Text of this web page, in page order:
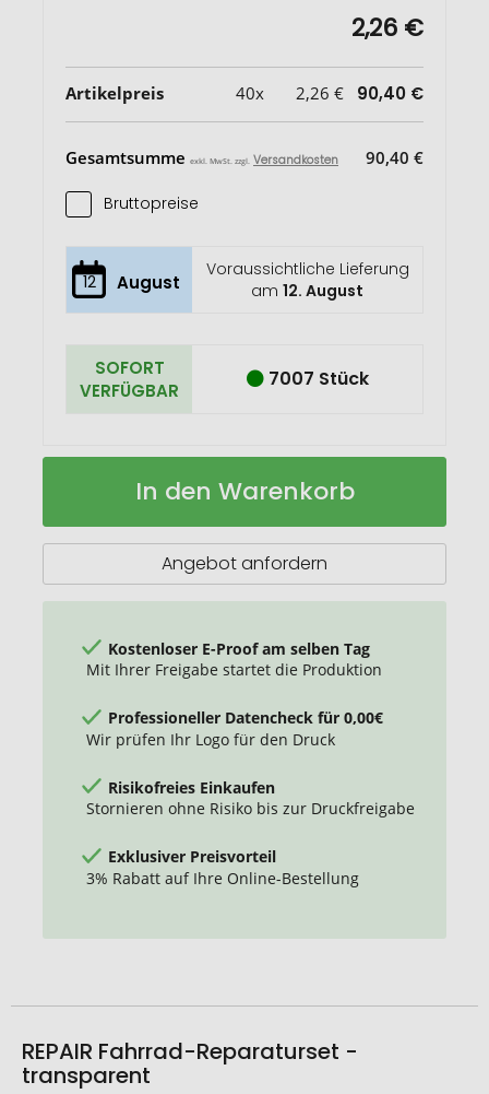
2,26 €
Artikelpreis 40x 2,26 € 90,40 €
Gesamtsumme exkl. MwSt. zzgl. Versandkosten 90,40 €
Bruttopreise
12 August
Voraussichtliche Lieferung
am12. August
SOFORT
VERFÜGBAR
7007 Stück
REPAIR
Auf
In den Warenkorb
Angebot anfordern
Kostenloser E-Proof am selben Tag
Mit Ihrer Freigabe startet die Produktion
Professioneller Datencheck für 0,00€
Wir prüfen Ihr Logo für den Druck
Risikofreies Einkaufen
Stornieren ohne Risiko bis zur Druckfreigabe
Exklusiver Preisvorteil
3% Rabatt auf Ihre Online-Bestellung
REPAIR Fahrrad-Reparaturset -
transparent